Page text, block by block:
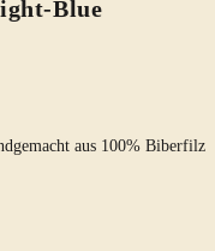
Blue
aus 100% Biberfilz